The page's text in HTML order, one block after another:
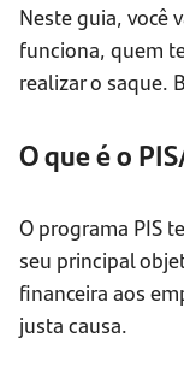
Neste guia, você
funciona, quem
realizar o saque.
O que é o
O programa PIS
seu principal
financeira aos
justa causa.